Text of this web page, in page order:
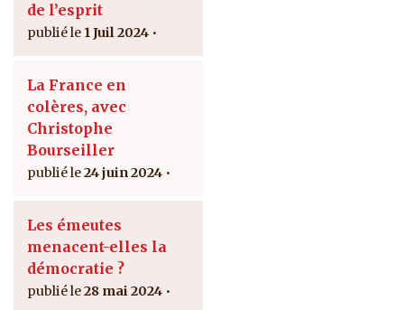
de l’esprit
1 Juil 2024
La France en
colères, avec
Christophe
Bourseiller
24 juin 2024
Les émeutes
menacent-elles la
démocratie ?
28 mai 2024